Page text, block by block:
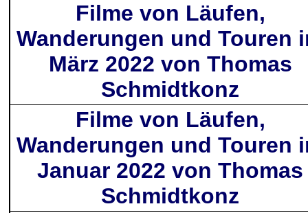
Filme von Läufen,
Wanderungen und Touren
März 2022 von Thomas
Schmidtkonz
Filme von Läufen,
Wanderungen und Touren
Januar 2022 von Thomas
Schmidtkonz